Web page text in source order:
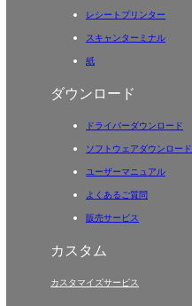
レシートプリンター
スキャンターミナル
紙
ダウンロード
ドライバーダウンロード
ソフトウェアダウンロード
ユーザーマニュアル
よくあるご質問
販売サービス
カスタム
カスタマイズサービス